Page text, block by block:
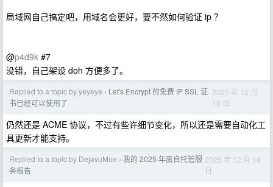
局域网自己搞定吧，用域名会更好，要不然如何验证 ip ？
@p4d9k #7
没错，自己架设 doh 方便多了。
Replied to a topic by yeyeye › Let's Encrypt 的免费 IP SSL 证
书已经可以使用了
2025 年 12 月
18 日
仍然还是 ACME 协议，不过有些许细节变化，所以还是需要自动化工
具更新才能支持。
Replied to a topic by DejavuMoe › 我的 2025 年度自托管服
务报告
2025 年 12 月 18
日